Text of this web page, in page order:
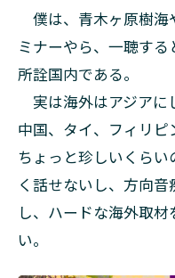
煙
草
が
吸
え
る
喫
茶
店
で
山
僕は、青木ヶ原樹海
ミナーやら、一聴する
所詮国内である。
実は海外はアジアに
中国、タイ、フィリ
ちょっと珍しいくら
く話せないし、方向
し、ハードな海外取
い。